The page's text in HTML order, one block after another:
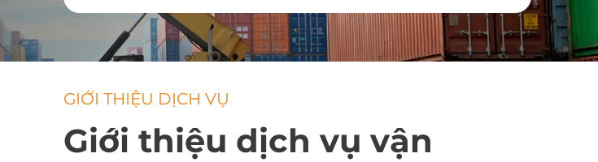
GIỚI THIỆU DỊCH VỤ
Giới thiệu dịch vụ vận